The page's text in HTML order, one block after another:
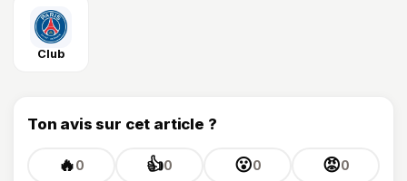
Club
Ton avis sur cet article ?
🔥0 👍0 😮0 😡0